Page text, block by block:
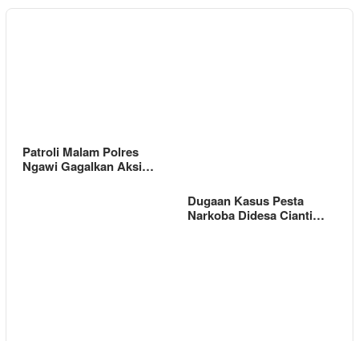
Patroli Malam Polres
Ngawi Gagalkan Aksi…
Dugaan Kasus Pesta
Narkoba Didesa Cianti…